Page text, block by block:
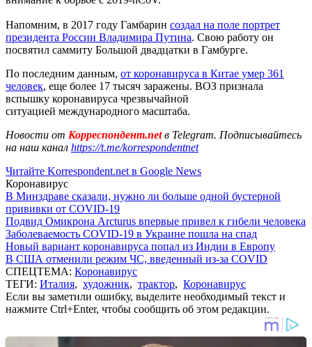
Напомним, в 2017 году Гамбарин создал на поле портрет
президента России Владимира Путина. Свою работу он
посвятил саммиту Большой двадцатки в Гамбурге.
По последним данным, от коронавируса в Китае умер 361
человек, еще более 17 тысяч заражены. ВОЗ признала
вспышку коронавируса чрезвычайной
ситуацией международного масштаба.
Новости от Корреспондент.netв Telegram. Подписывайтесь
на наш канал https://t.me/korrespondentnet
Читайте Korrespondent.net в Google News
Коронавирус
В Минздраве сказали, нужно ли больше одной бустерной
прививки от COVID-19
Подвид Омикрона Arcturus впервые привел к гибели человека
Заболеваемость COVID-19 в Украине пошла на спад
Новый вариант коронавируса попал из Индии в Европу
В США отменили режим ЧС, введенный из-за COVID
СПЕЦТЕМА: Коронавирус
ТЕГИ: Италия, художник, трактор, Коронавирус
Если вы заметили ошибку, выделите необходимый текст и
нажмите Ctrl+Enter, чтобы сообщить об этом редакции.